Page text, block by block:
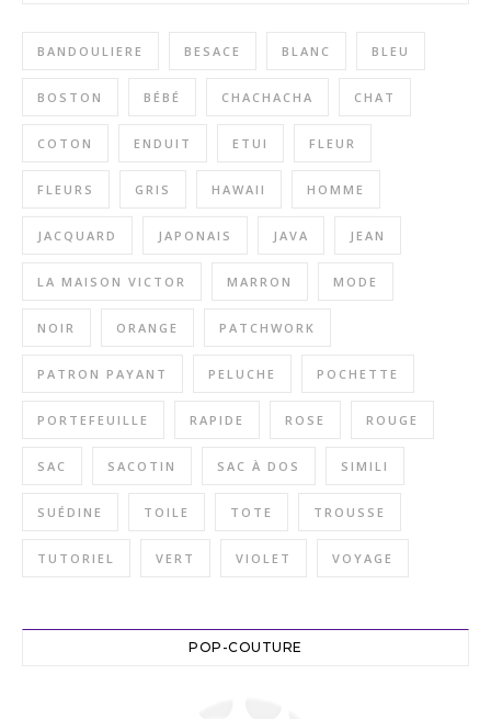
BANDOULIERE BESACE BLANC BLEU
BOSTON BÉBÉ CHACHACHA CHAT
COTON ENDUIT ETUI FLEUR
FLEURS GRIS HAWAII HOMME
JACQUARD JAPONAIS JAVA JEAN
LA MAISON VICTOR MARRON MODE
NOIR ORANGE PATCHWORK
PATRON PAYANT PELUCHE POCHETTE
PORTEFEUILLE RAPIDE ROSE ROUGE
SAC SACOTIN SAC À DOS SIMILI
SUÉDINE TOILE TOTE TROUSSE
TUTORIEL VERT VIOLET VOYAGE
POP-COUTURE